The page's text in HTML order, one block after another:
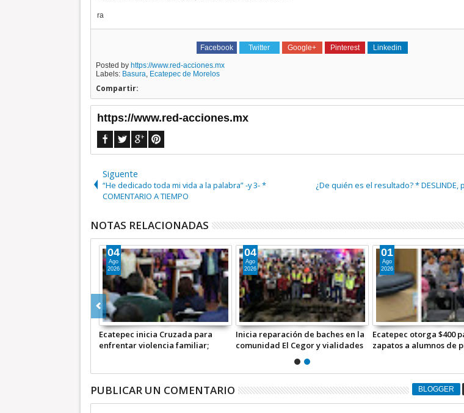
ra
Facebook Twitter Google+ Pinterest Linkedin
Posted by https://www.red-acciones.mx
Labels: Basura Ecatepec de Morelos
Compartir:
https://www.red-acciones.mx
Siguente
“He dedicado toda mi vida a la palabra” -y 3- *
COMENTARIO A TIEMPO
¿De quién es el resultado? * DESLINDE,
NOTAS RELACIONADAS
Ecatepec inicia Cruzada para
enfrentar violencia familiar;
04
Ago
2026
Inicia reparación de baches en la
comunidad El Cegor y vialidades
de Ecatepec +Video
04
Ago
2026
Ecatepec otorga $400
zapatos a alumnos de
01
Ago
2026
PUBLICAR UN COMENTARIO BLOGGER